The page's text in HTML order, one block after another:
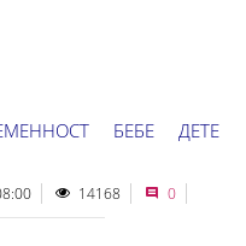
БЕБЕ ДЕТЕ
ХОРОСКОП
14168 0